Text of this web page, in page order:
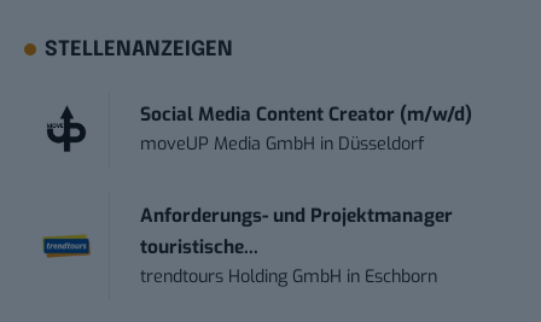
STELLENANZEIGEN
Social Media Content Creator (m/w/d)
moveUP Media GmbH in Düsseldorf
Anforderungs- und Projektmanager
touristische...
trendtours Holding GmbH in Eschborn